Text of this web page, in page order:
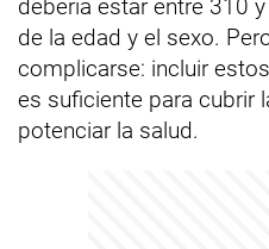
debería estar entre 310
de la edad y el sexo.
complicarse: incluir
es suficiente para cubrir
potenciar la salud.